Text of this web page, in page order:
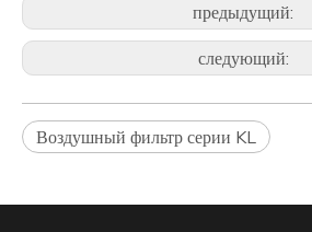
предыдущий:
следующий:
Воздушный фильтр серии KL